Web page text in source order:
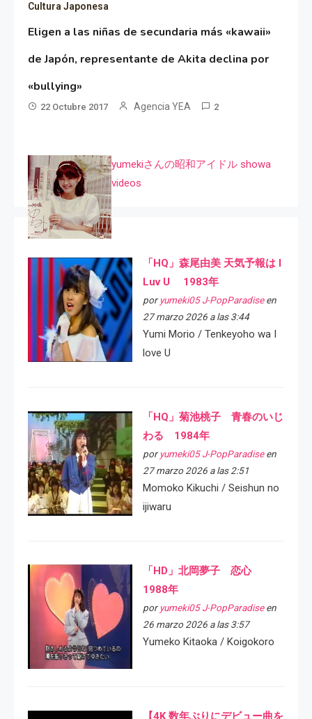
Cultura Japonesa
Eligen a las niñas de secundaria más «kawaii»
de Japón, representante de Akita declina por
«bullying»
22 Octubre 2017 Agencia YEA 2
yumekiさんの昭和アイドル showa
videos
「HQ」森尾由美 天気予報は I
Luv U 1983年
por yumeki05 J-PopParadiseen
27 marzo 2026 a las 3:44
Yumi Morio / Tenkeyoho wa I
love U
「HQ」菊池桃子 青春のいじ
わる 1984年
por yumeki05 J-PopParadiseen
27 marzo 2026 a las 2:51
Momoko Kikuchi / Seishun no
ijiwaru
「HD」北岡夢子 恋心
1988年
por yumeki05 J-PopParadiseen
26 marzo 2026 a las 3:57
Yumeko Kitaoka / Koigokoro
【4K 数年ぶりにデビュー曲を